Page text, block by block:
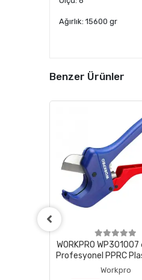
Ağırlık: 15600 gr
Benzer Ürünler
WORKPRO
Profesyonel PPRC
Kesme Makası
Workpro